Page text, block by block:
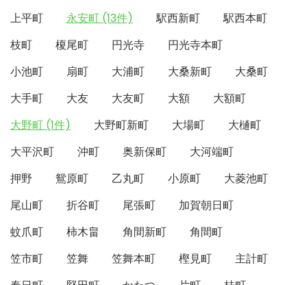
上平町
永安町 (13件) 駅西新町
駅西本町
枝町
榎尾町 円光寺
円光寺本町
小池町
扇町 大浦町 大桑新町
大桑町
大手町
大友 大友町 大額
大額町
大野町 (1件)
大野町新町 大場町
大樋町
大平沢町
沖町 奥新保町
大河端町
押野
鴛原町 乙丸町 小原町
大菱池町
尾山町
折谷町 尾張町
加賀朝日町
蚊爪町
柿木畠 角間新町
角間町
笠市町
笠舞 笠舞本町 樫見町
主計町